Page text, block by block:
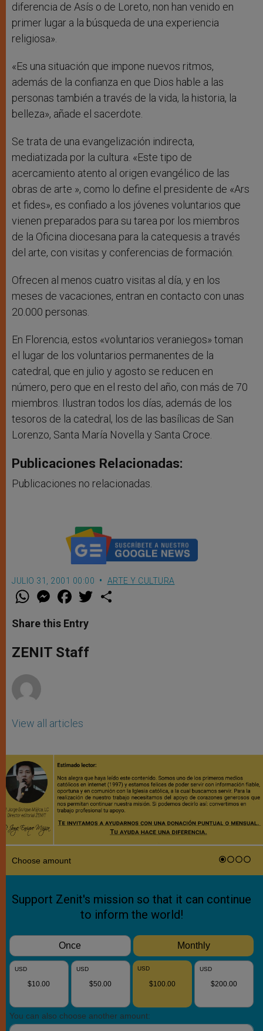
diferencia de Asís o de Loreto, non han venido en
primer lugar a la búsqueda de una experiencia
religiosa».
«Es una situación que impone nuevos ritmos,
además de la confianza en que Dios hable a las
personas también a través de la vida, la historia, la
belleza», añade el sacerdote.
Se trata de una evangelización indirecta,
mediatizada por la cultura. «Este tipo de
acercamiento atento al origen evangélico de las
obras de arte », como lo define el presidente de «Ars
et fides», es confiado a los jóvenes voluntarios que
vienen preparados para su tarea por los miembros
de la Oficina diocesana para la catequesis a través
del arte, con visitas y conferencias de formación.
Ofrecen al menos cuatro visitas al día, y en los
meses de vacaciones, entran en contacto con unas
20.000 personas.
En Florencia, estos «voluntarios veraniegos» toman
el lugar de los voluntarios permanentes de la
catedral, que en julio y agosto se reducen en
número, pero que en el resto del año, con más de 70
miembros. Ilustran todos los días, además de los
tesoros de la catedral, los de las basílicas de San
Lorenzo, Santa María Novella y Santa Croce.
Publicaciones Relacionadas:
Publicaciones no relacionadas.
JULIO 31, 2001 00:00 ARTE Y CULTURA
W
t
s
p
p
M
e
s
e
g
e
F
a
e
b
o
k
w
Share this Entry
ZENIT Staff
View all articles